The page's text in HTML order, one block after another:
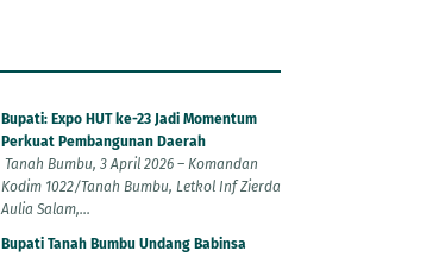
Bupati: Expo HUT ke-23 Jadi Momentum
Perkuat Pembangunan Daerah
Tanah Bumbu, 3 April 2026 – Komandan
Kodim 1022/Tanah Bumbu, Letkol Inf Zierda
Aulia Salam,...
Bupati Tanah Bumbu Undang Babinsa